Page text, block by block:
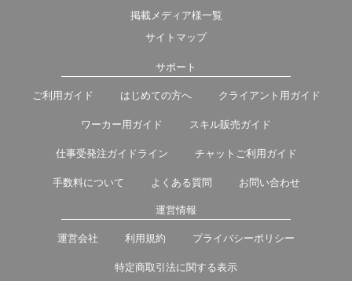
掲載メディア様一覧
サイトマップ
サポート
ご利用ガイド はじめての方へ クライアント用ガイド
ワーカー用ガイド スキル販売ガイド
仕事受発注ガイドライン チャットご利用ガイド
手数料について よくある質問 お問い合わせ
運営情報
運営会社 利用規約 プライバシーポリシー
特定商取引法に関する表示